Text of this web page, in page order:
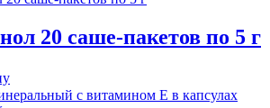
20 саше-пакетов по 5 г